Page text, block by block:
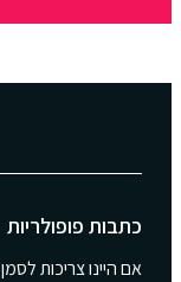
כתבות פופולריות
אם היינו צריכות